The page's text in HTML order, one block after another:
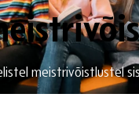
meistrivõistlustel